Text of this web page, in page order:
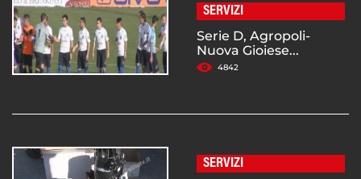
SERVIZI
Serie D, Agropoli-
Nuova Gioiese...
4842
SERVIZI